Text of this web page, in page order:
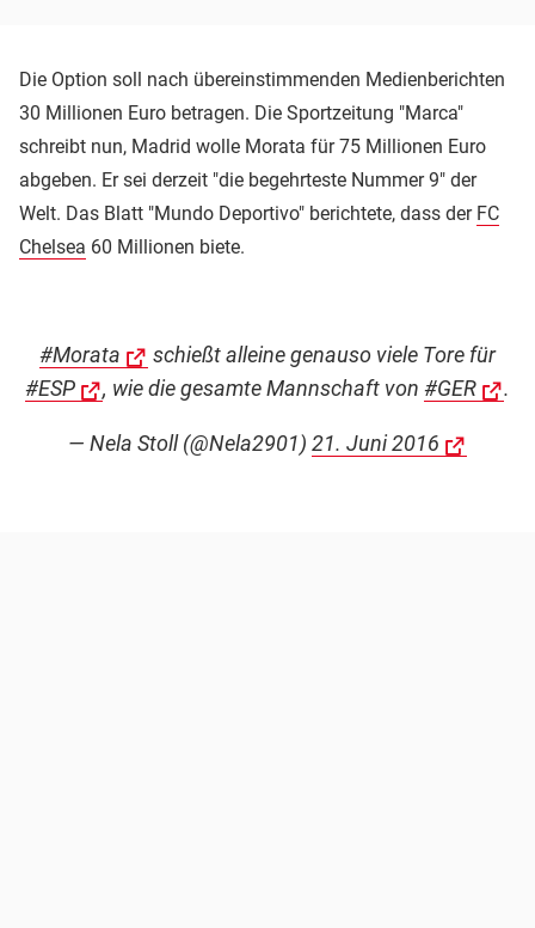
Die Option soll nach übereinstimmenden Medienberichten
30 Millionen Euro betragen. Die Sportzeitung "Marca"
schreibt nun, Madrid wolle Morata für 75 Millionen Euro
abgeben. Er sei derzeit "die begehrteste Nummer 9" der
Welt. Das Blatt "Mundo Deportivo" berichtete, dass der FC
Chelsea 60 Millionen biete.
#Morata
schießt alleine genauso viele Tore für
#ESP
, wie die gesamte Mannschaft von #GER .
— Nela Stoll (@Nela2901) 21. Juni 2016